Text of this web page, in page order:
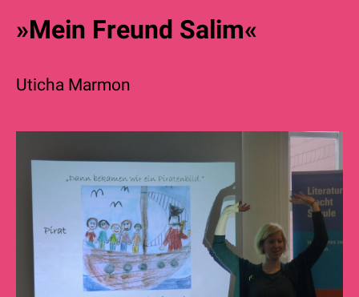
»Mein Freund Salim«
Uticha Marmon